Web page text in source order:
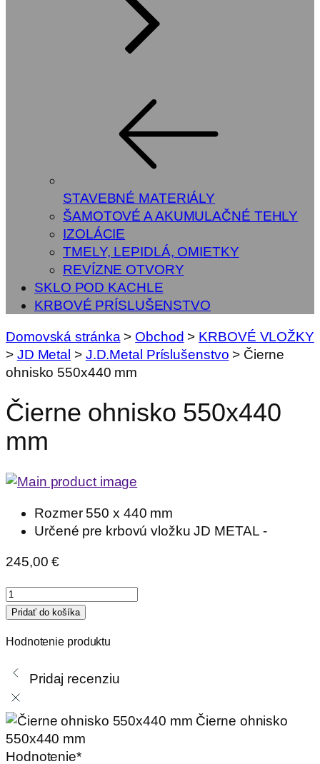
STAVEBNÉ MATERIÁLY
ŠAMOTOVÉ A AKUMULAČNÉ TEHLY
IZOLÁCIE
TMELY, LEPIDLÁ, OMIETKY
REVÍZNE OTVORY
SKLO POD KACHLE
KRBOVÉ PRÍSLUŠENSTVO
Domovská stránka > Obchod > KRBOVÉ VLOŽKY
> JD Metal > J.D.Metal Príslušenstvo > Čierne
ohnisko 550x440 mm
Čierne ohnisko 550x440
mm
Rozmer 550 x 440 mm
Určené pre krbovú vložku JD METAL -
245,00€
množstvo
Čierne
550x440
Pridať do košíka
Hodnotenie produktu
Pridaj recenziu
Čierne ohnisko
550x440 mm
Hodnotenie*